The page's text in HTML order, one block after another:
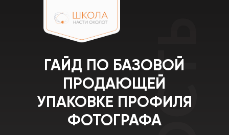
ГАЙД ПО БАЗОВОЙ
ПРОДАЮЩЕЙ
УПАКОВКЕ ПРОФИЛЯ
ФОТОГРАФА